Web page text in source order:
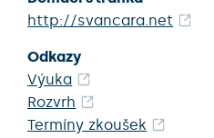
http://svancara.net
Odkazy
Výuka
Rozvrh
Termíny zkoušek